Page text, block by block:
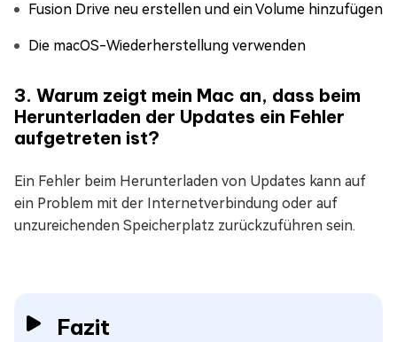
Fusion Drive neu erstellen und ein Volume hinzufügen
Die macOS-Wiederherstellung verwenden
3. Warum zeigt mein Mac an, dass beim
Herunterladen der Updates ein Fehler
aufgetreten ist?
Ein Fehler beim Herunterladen von Updates kann auf
ein Problem mit der Internetverbindung oder auf
unzureichenden Speicherplatz zurückzuführen sein.
Fazit